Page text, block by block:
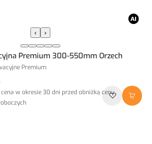
‹ ›
Premium 300-550mm Orzech
Premium
w okresie 30 dni przed obniżką ceny